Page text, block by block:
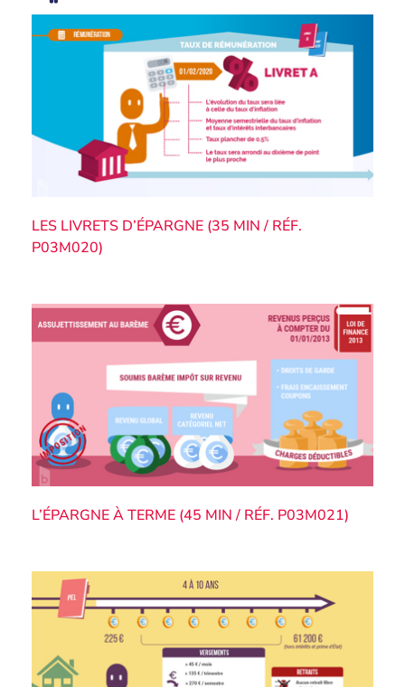
LES LIVRETS D’ÉPARGNE (35 MIN / RÉF.
P03M020)
L’ÉPARGNE À TERME (45 MIN / RÉF. P03M021)